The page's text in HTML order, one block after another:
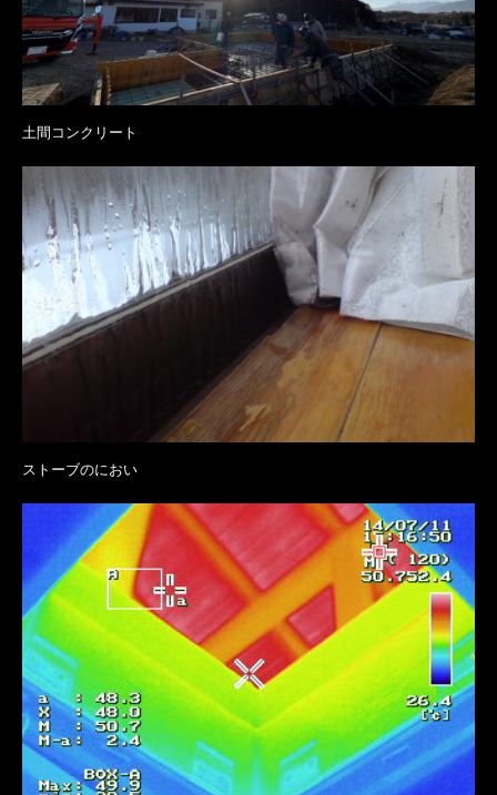
土間コンクリート
ストーブのにおい